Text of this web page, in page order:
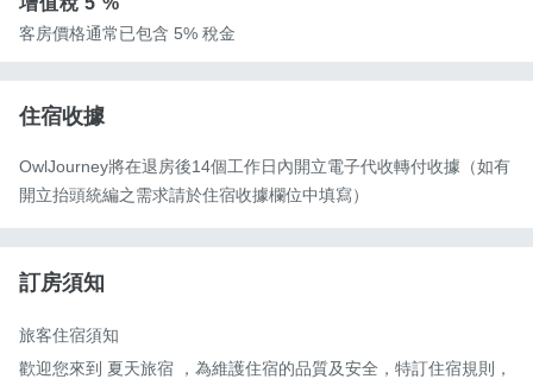
客房價格通常已包含 5% 稅金
住宿收據
OwlJourney將在退房後14個工作日內開立電子代收轉付收據（如有
開立抬頭統編之需求請於住宿收據欄位中填寫）
訂房須知
旅客住宿須知
歡迎您來到 夏天旅宿 ，為維護住宿的品質及安全，特訂住宿規則，